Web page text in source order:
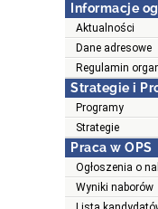
Informacje
Aktualności
Dane adresowe
Regulamin
Strategie i
Programy
Strategie
Praca w OPS
Ogłoszenia o
Wyniki naborów